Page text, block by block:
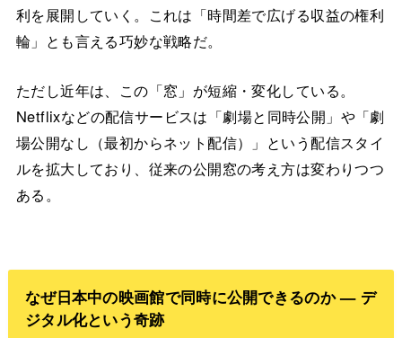
利を展開していく。これは「時間差で広げる収益の権利
輪」とも言える巧妙な戦略だ。
ただし近年は、この「窓」が短縮・変化している。
Netflixなどの配信サービスは「劇場と同時公開」や「劇
場公開なし（最初からネット配信）」という配信スタイ
ルを拡大しており、従来の公開窓の考え方は変わりつつ
ある。
なぜ日本中の映画館で同時に公開できるのか — デ
ジタル化という奇跡